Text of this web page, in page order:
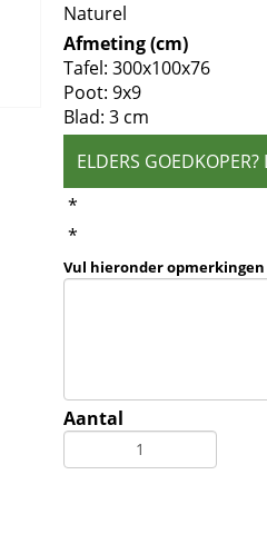
Naturel
Afmeting (cm)
Tafel: 300x100x76
Poot: 9x9
Blad: 3 cm
ELDERS
*
*
Vul hieronder
Aantal